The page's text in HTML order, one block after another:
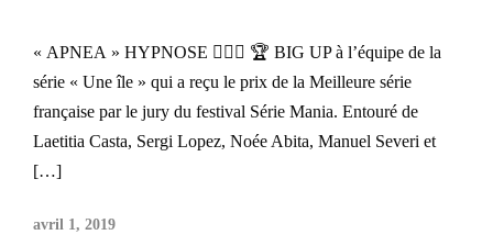
« APNEA » HYPNOSE 🧜🏼‍♀️ 🏆 BIG UP à l’équipe de la
série « Une île » qui a reçu le prix de la Meilleure série
française par le jury du festival Série Mania. Entouré de
Laetitia Casta, Sergi Lopez, Noée Abita, Manuel Severi et
[…]
avril 1, 2019